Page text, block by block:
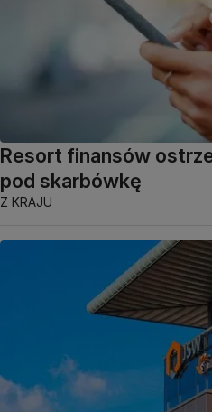
Resort finansów
pod skarbówkę
Z KRAJU